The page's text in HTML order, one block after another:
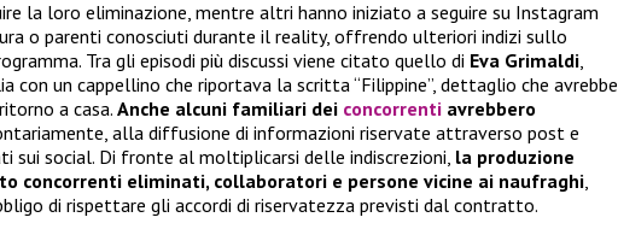
la loro eliminazione, mentre altri hanno iniziato a seguire su Instagram
o parenti conosciuti durante il reality, offrendo ulteriori indizi sullo
Tra gli episodi più discussi viene citato quello di Eva Grimaldi,
un cappellino che riportava la scritta “Filippine”, dettaglio che avrebbe
a casa. Anche alcuni familiari dei concorrenti avrebbero
alla diffusione di informazioni riservate attraverso post e
sui social. Di fronte al moltiplicarsi delle indiscrezioni, la produzione
concorrenti eliminati, collaboratori e persone vicine ai naufraghi,
di rispettare gli accordi di riservatezza previsti dal contratto.